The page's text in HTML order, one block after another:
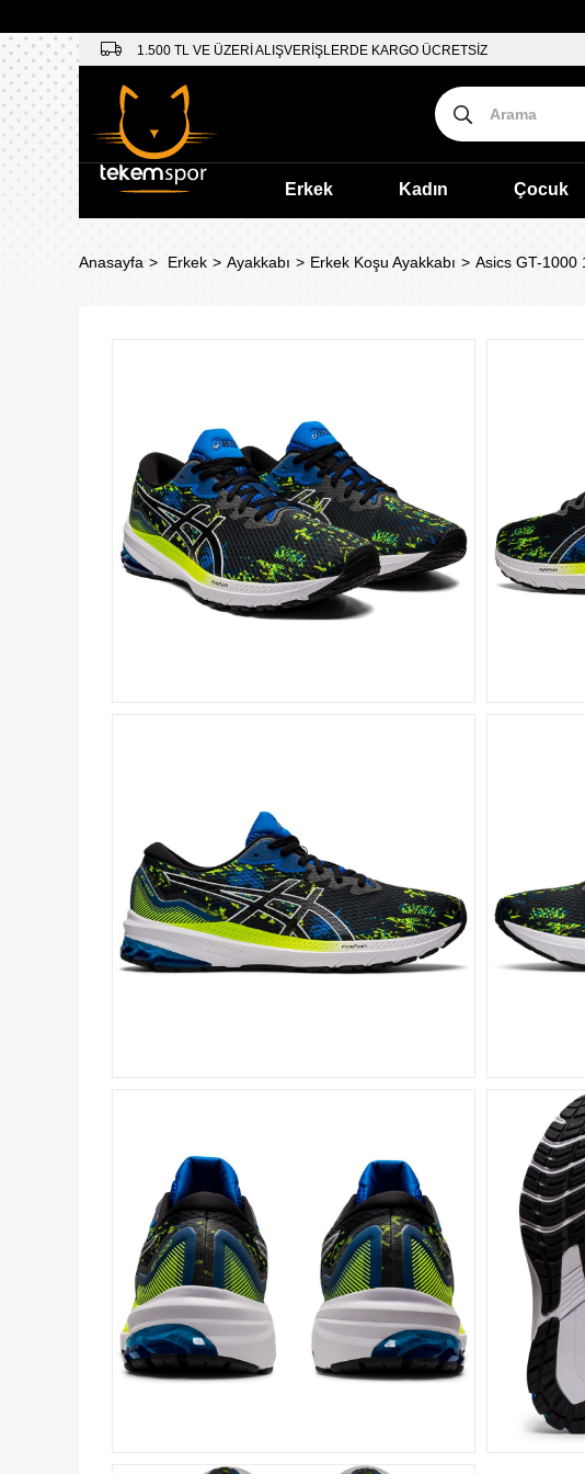
1.500 TL VE ÜZERİ ALIŞVERİŞLERDE KARGO ÜCRETSİZ
Erkek Kadın Çocuk
Anasayfa Erkek Ayakkabı Erkek Koşu Ayakkabı Asics GT-1000